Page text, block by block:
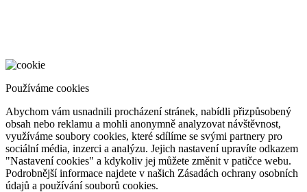
Používáme cookies
Abychom vám usnadnili procházení stránek, nabídli přizpůsobený
obsah nebo reklamu a mohli anonymně analyzovat návštěvnost,
využíváme soubory cookies, které sdílíme se svými partnery pro
sociální média, inzerci a analýzu. Jejich nastavení upravíte odkazem
"Nastavení cookies" a kdykoliv jej můžete změnit v patičce webu.
Podrobnější informace najdete v našich Zásadách ochrany osobních
údajů a používání souborů cookies.